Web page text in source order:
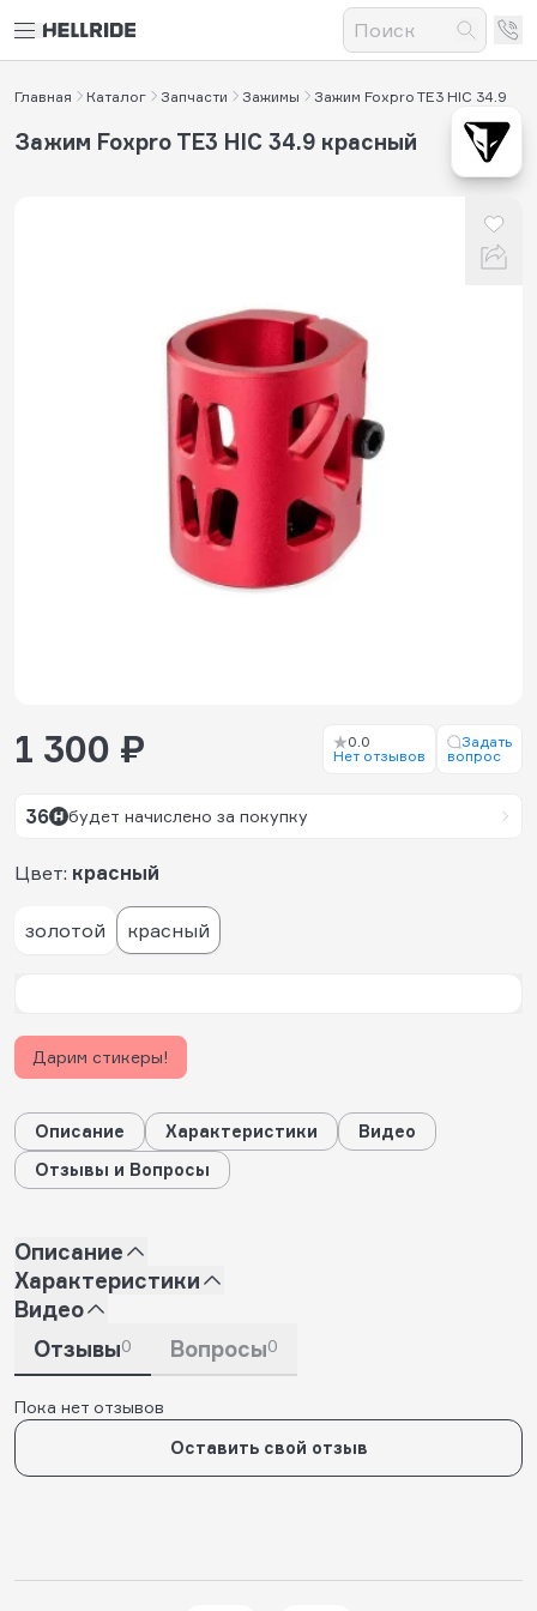
Главная Каталог Запчасти Зажимы Зажим Foxpro TE3 HIC 34.9
Зажим Foxpro TE3 HIC 34.9 красный
Цвет: красный
золотой красный
1 300 ₽
0.0
Нет отзывов
Задать
вопрос
36 будет начислено за покупку
Дарим стикеры!
Описание Характеристики
Видео
Отзывы и Вопросы
Описание
Характеристики
Видео
Отзывы0 Вопросы0
Пока нет отзывов
Оставить свой отзыв